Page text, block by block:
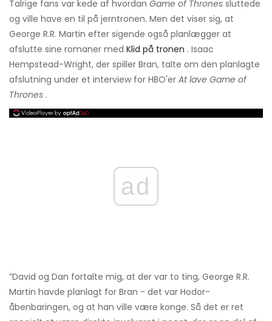
Talrige fans var kede af hvordan Game of Thrones sluttede
og ville have en til på jerntronen. Men det viser sig, at
George R.R. Martin efter sigende også planlægger at
afslutte sine romaner med Klid på tronen . Isaac
Hempstead-Wright, der spiller Bran, talte om den planlagte
afslutning under et interview for HBO'er At lave Game of
Thrones .
ad
”David og Dan fortalte mig, at der var to ting, George R.R.
Martin havde planlagt for Bran - det var Hodor-
åbenbaringen, og at han ville være konge. Så det er ret